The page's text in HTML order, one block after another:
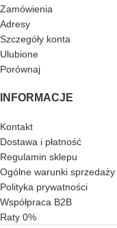
Zamówienia
Adresy
Szczegóły konta
Ulubione
Porównaj
INFORMACJE
Kontakt
Dostawa i płatność
Regulamin sklepu
Ogólne warunki sprzedaży
Polityka prywatności
Współpraca B2B
Raty 0%